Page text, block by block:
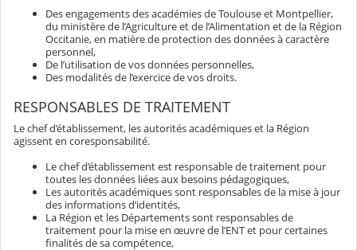
Des engagements des académies de Toulouse et Montpellier,
du ministère de l’Agriculture et de l’Alimentation et de la Région
Occitanie, en matière de protection des données à caractère
personnel,
De l’utilisation de vos données personnelles,
Des modalités de l’exercice de vos droits.
RESPONSABLES DE TRAITEMENT
Le chef d’établissement, les autorités académiques et la Région
agissent en coresponsabilité.
Le chef d’établissement est responsable de traitement pour
toutes les données liées aux besoins pédagogiques,
Les autorités académiques sont responsables de la mise à jour
des informations d’identités,
La Région et les Départements sont responsables de
traitement pour la mise en œuvre de l’ENT et pour certaines
finalités de sa compétence,